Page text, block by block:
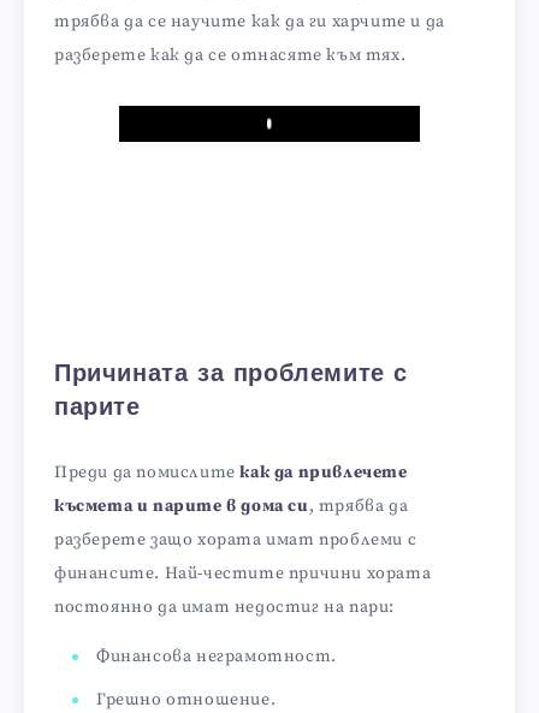
трябва да се научите как да ги харчите и да
разберете как да се отнасяте към тях.
Play
Причината за проблемите с
парите
Преди да помислитекак да привлечете
късмета и парите в дома си, трябва да
разберете защо хората имат проблеми с
финансите. Най-честите причини хората
постоянно да имат недостиг на пари:
Финансова неграмотност.
Грешно отношение.